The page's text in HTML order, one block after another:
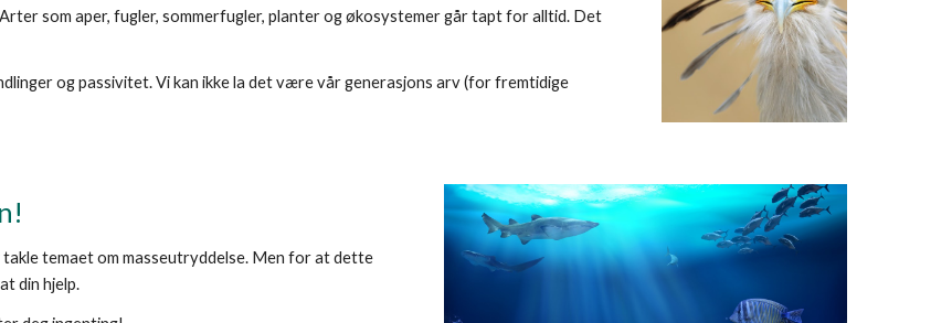
som aper, fugler, sommerfugler, planter og økosystemer går tapt for alltid. Det
og passivitet. Vi kan ikke la det være vår generasjons arv (for fremtidige
temaet om masseutryddelse. Men for at dette
din hjelp.